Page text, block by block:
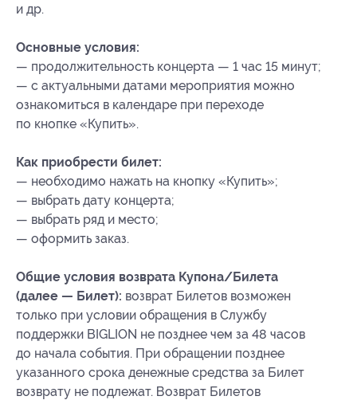
и др.
Основные условия:
— продолжительность концерта — 1 час 15 минут;
— с актуальными датами мероприятия можно
ознакомиться в календаре при переходе
по кнопке «Купить».
Как приобрести билет:
— необходимо нажать на кнопку «Купить»;
— выбрать дату концерта;
— выбрать ряд и место;
— оформить заказ.
Общие условия возврата Купона/Билета
(далее — Билет): возврат Билетов возможен
только при условии обращения в Службу
поддержки BIGLION не позднее чем за 48 часов
до начала события. При обращении позднее
указанного срока денежные средства за Билет
возврату не подлежат. Возврат Билетов